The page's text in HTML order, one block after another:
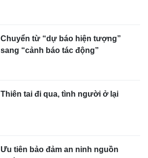
Chuyển từ “dự báo hiện tượng”
sang “cảnh báo tác động”
Thiên tai đi qua, tình người ở lại
Ưu tiên bảo đảm an ninh nguồn